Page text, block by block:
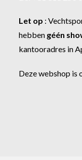
Let op :
hebben géén
kantooradres in
Deze webshop